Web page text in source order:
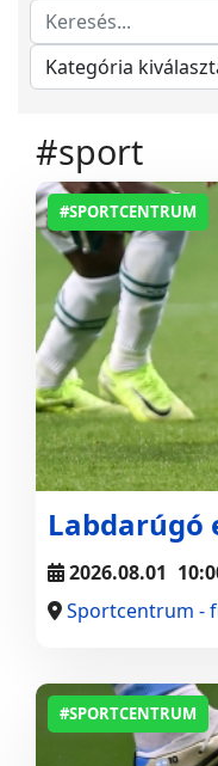
#sport
#SPORTCENTRUM
Labdarúgó
2026.08.01
Sportcentrum -
#SPORTCENTRUM